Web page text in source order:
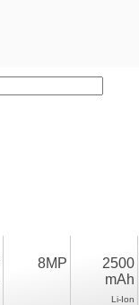
8MP
2500
mAh
Li-Ion